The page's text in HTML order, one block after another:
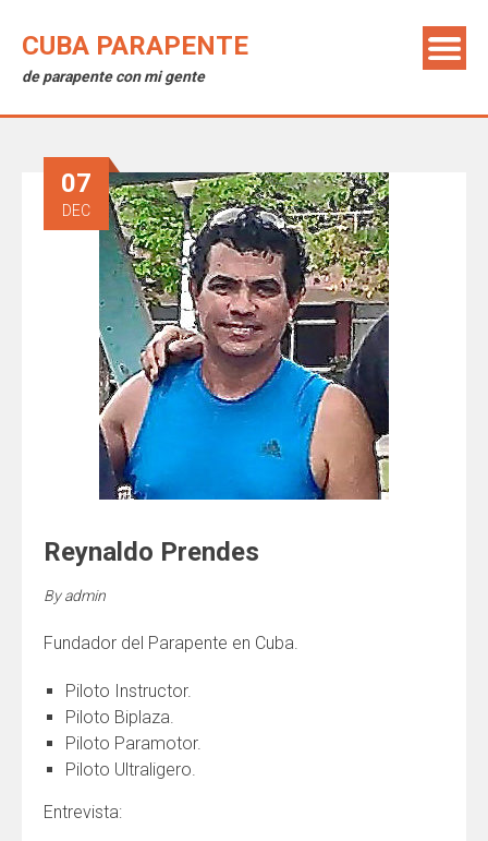
CUBA PARAPENTE
de parapente con mi gente
Reynaldo Prendes
07
DEC
Byadmin
Fundador del Parapente en Cuba.
Piloto Instructor.
Piloto Biplaza.
Piloto Paramotor.
Piloto Ultraligero.
Entrevista: